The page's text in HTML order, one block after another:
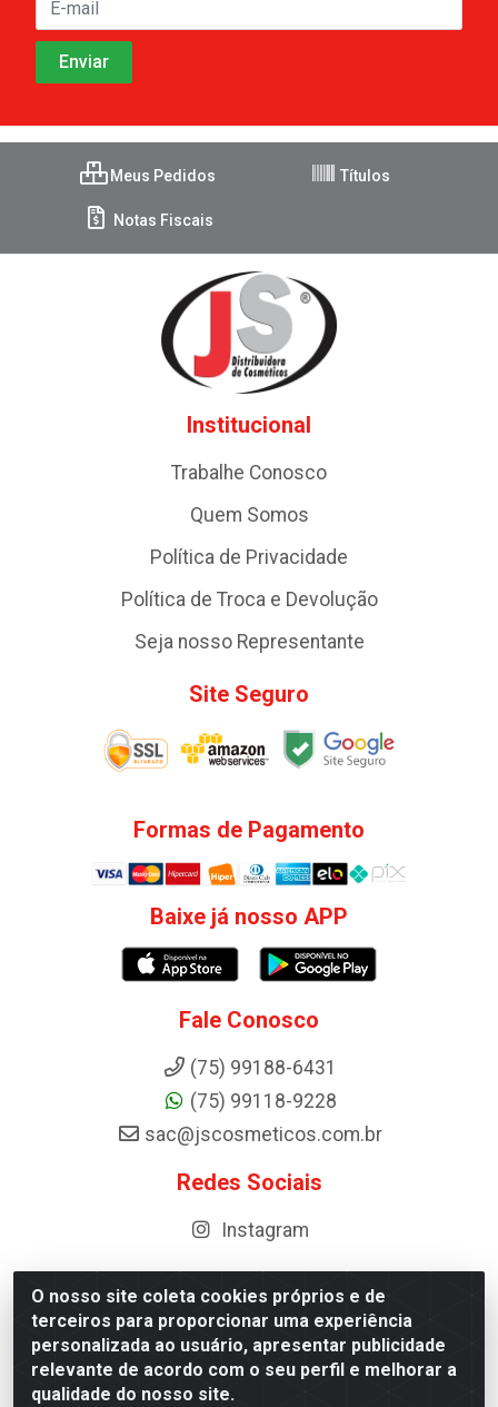
O nosso site coleta cookies próprios e de
terceiros para proporcionar uma experiência
personalizada ao usuário, apresentar publicidade
relevante de acordo com o seu perfil e melhorar a
qualidade do nosso site.
Meus Pedidos Títulos
Notas Fiscais
Institucional
Trabalhe Conosco
Quem Somos
Política de Privacidade
Política de Troca e Devolução
Seja nosso Representante
Site Seguro
Formas de Pagamento
Baixe já nosso APP
Fale Conosco
(75) 99188-6431
(75) 99118-9228
sac@jscosmeticos.com.br
Redes Sociais
Instagram
Distribuidora de Cosméticos Antoneto LTDA - BA-052,
km 87 - Industrial, Ipirá - BA, 44600-000 - CNPJ
10.984.107/0001-75